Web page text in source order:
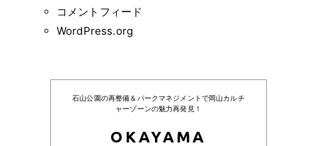
コメントフィード
WordPress.org
石山公園の再整備＆パークマネジメントで岡山カルチ
ャーゾーンの魅力再発見！
OKAYAMA